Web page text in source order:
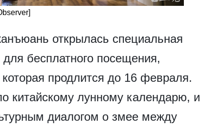
открылась специальная
бесплатного посещения,
продлится до 16 февраля.
китайскому лунному календарю, и
диалогом о змее между